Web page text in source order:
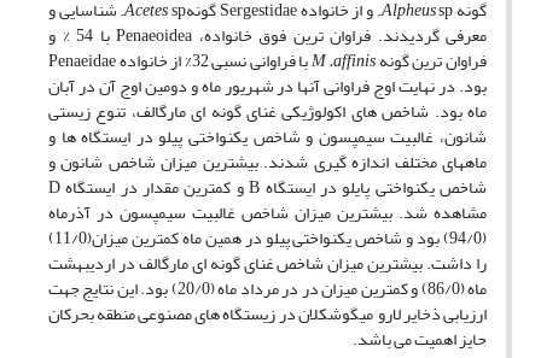
گونه Alpheussp. و از خانواده Sergestidae گونه Acetessp. شناسایی و
معرفی گردیدند. فراوان ترین فوق خانواده، Penaeoidea با 54 % و
فراوان ترین گونهM .affinis با فراوانی نسبی 32% از خانواده Penaeidae
بود. در نهایت اوج فراوانی آنها در شهریور ماه و دومین اوج آن در آبان
ماه بود. شاخص های اکولوژیکی غنای گونه ای مارگالف، تنوع زیستی
شانون، غالبیت سیمپسون و شاخص یکنواختی پیلو در ایستگاه ها و
ماههای مختلف اندازه گیری شدند. بیشترین میزان شاخص شانون و
شاخص یکنواختی پایلو در ایستگاه B و کمترین مقدار در ایستگاه D
مشاهده شد. بیشترین میزان شاخص غالبیت سیمپسون در آذرماه
(94/0) بود و شاخص یکنواختی پیلو در همین ماه کمترین میزان(11/0)
را داشت. بیشترین میزان شاخص غنای گونه ای مارگالف در اردیبهشت
ماه (86/0) و کمترین میزان در در مرداد ماه (20/0) بود. این نتایج جهت
ارزیابی ذخایر لارو میگوشکلان در زیستگاه های مصنوعی منطقه بحرکان
حایز اهمیت می باشد.